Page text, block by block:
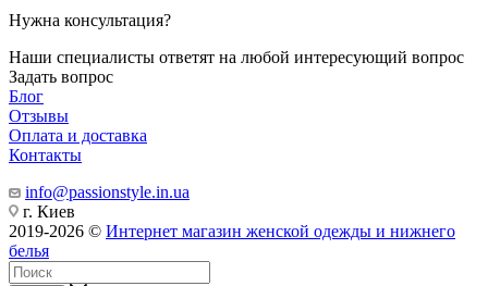
Нужна консультация?
Наши специалисты ответят на любой интересующий вопрос
Задать вопрос
Блог
Отзывы
Оплата и доставка
Контакты
info@passionstyle.in.ua
г. Киев
2019-2026 © Интернет магазин женской одежды и нижнего
белья